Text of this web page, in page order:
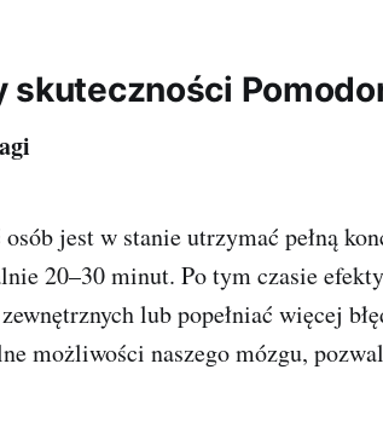
skuteczności
jest w stanie utrzymać pełną
20–30 minut. Po tym czasie
lub popełniać więcej
możliwości naszego mózgu,